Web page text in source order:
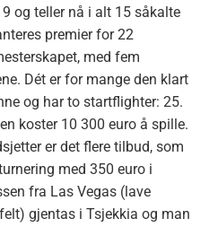
og teller nå i alt 15 såkalte
premier for 22
med fem
Dét er for mange den klart
og har to startflighter: 25.
koster 10 300 euro å spille.
er det flere tilbud, som
med 350 euro i
fra Las Vegas (lave
gjentas i Tsjekkia og man